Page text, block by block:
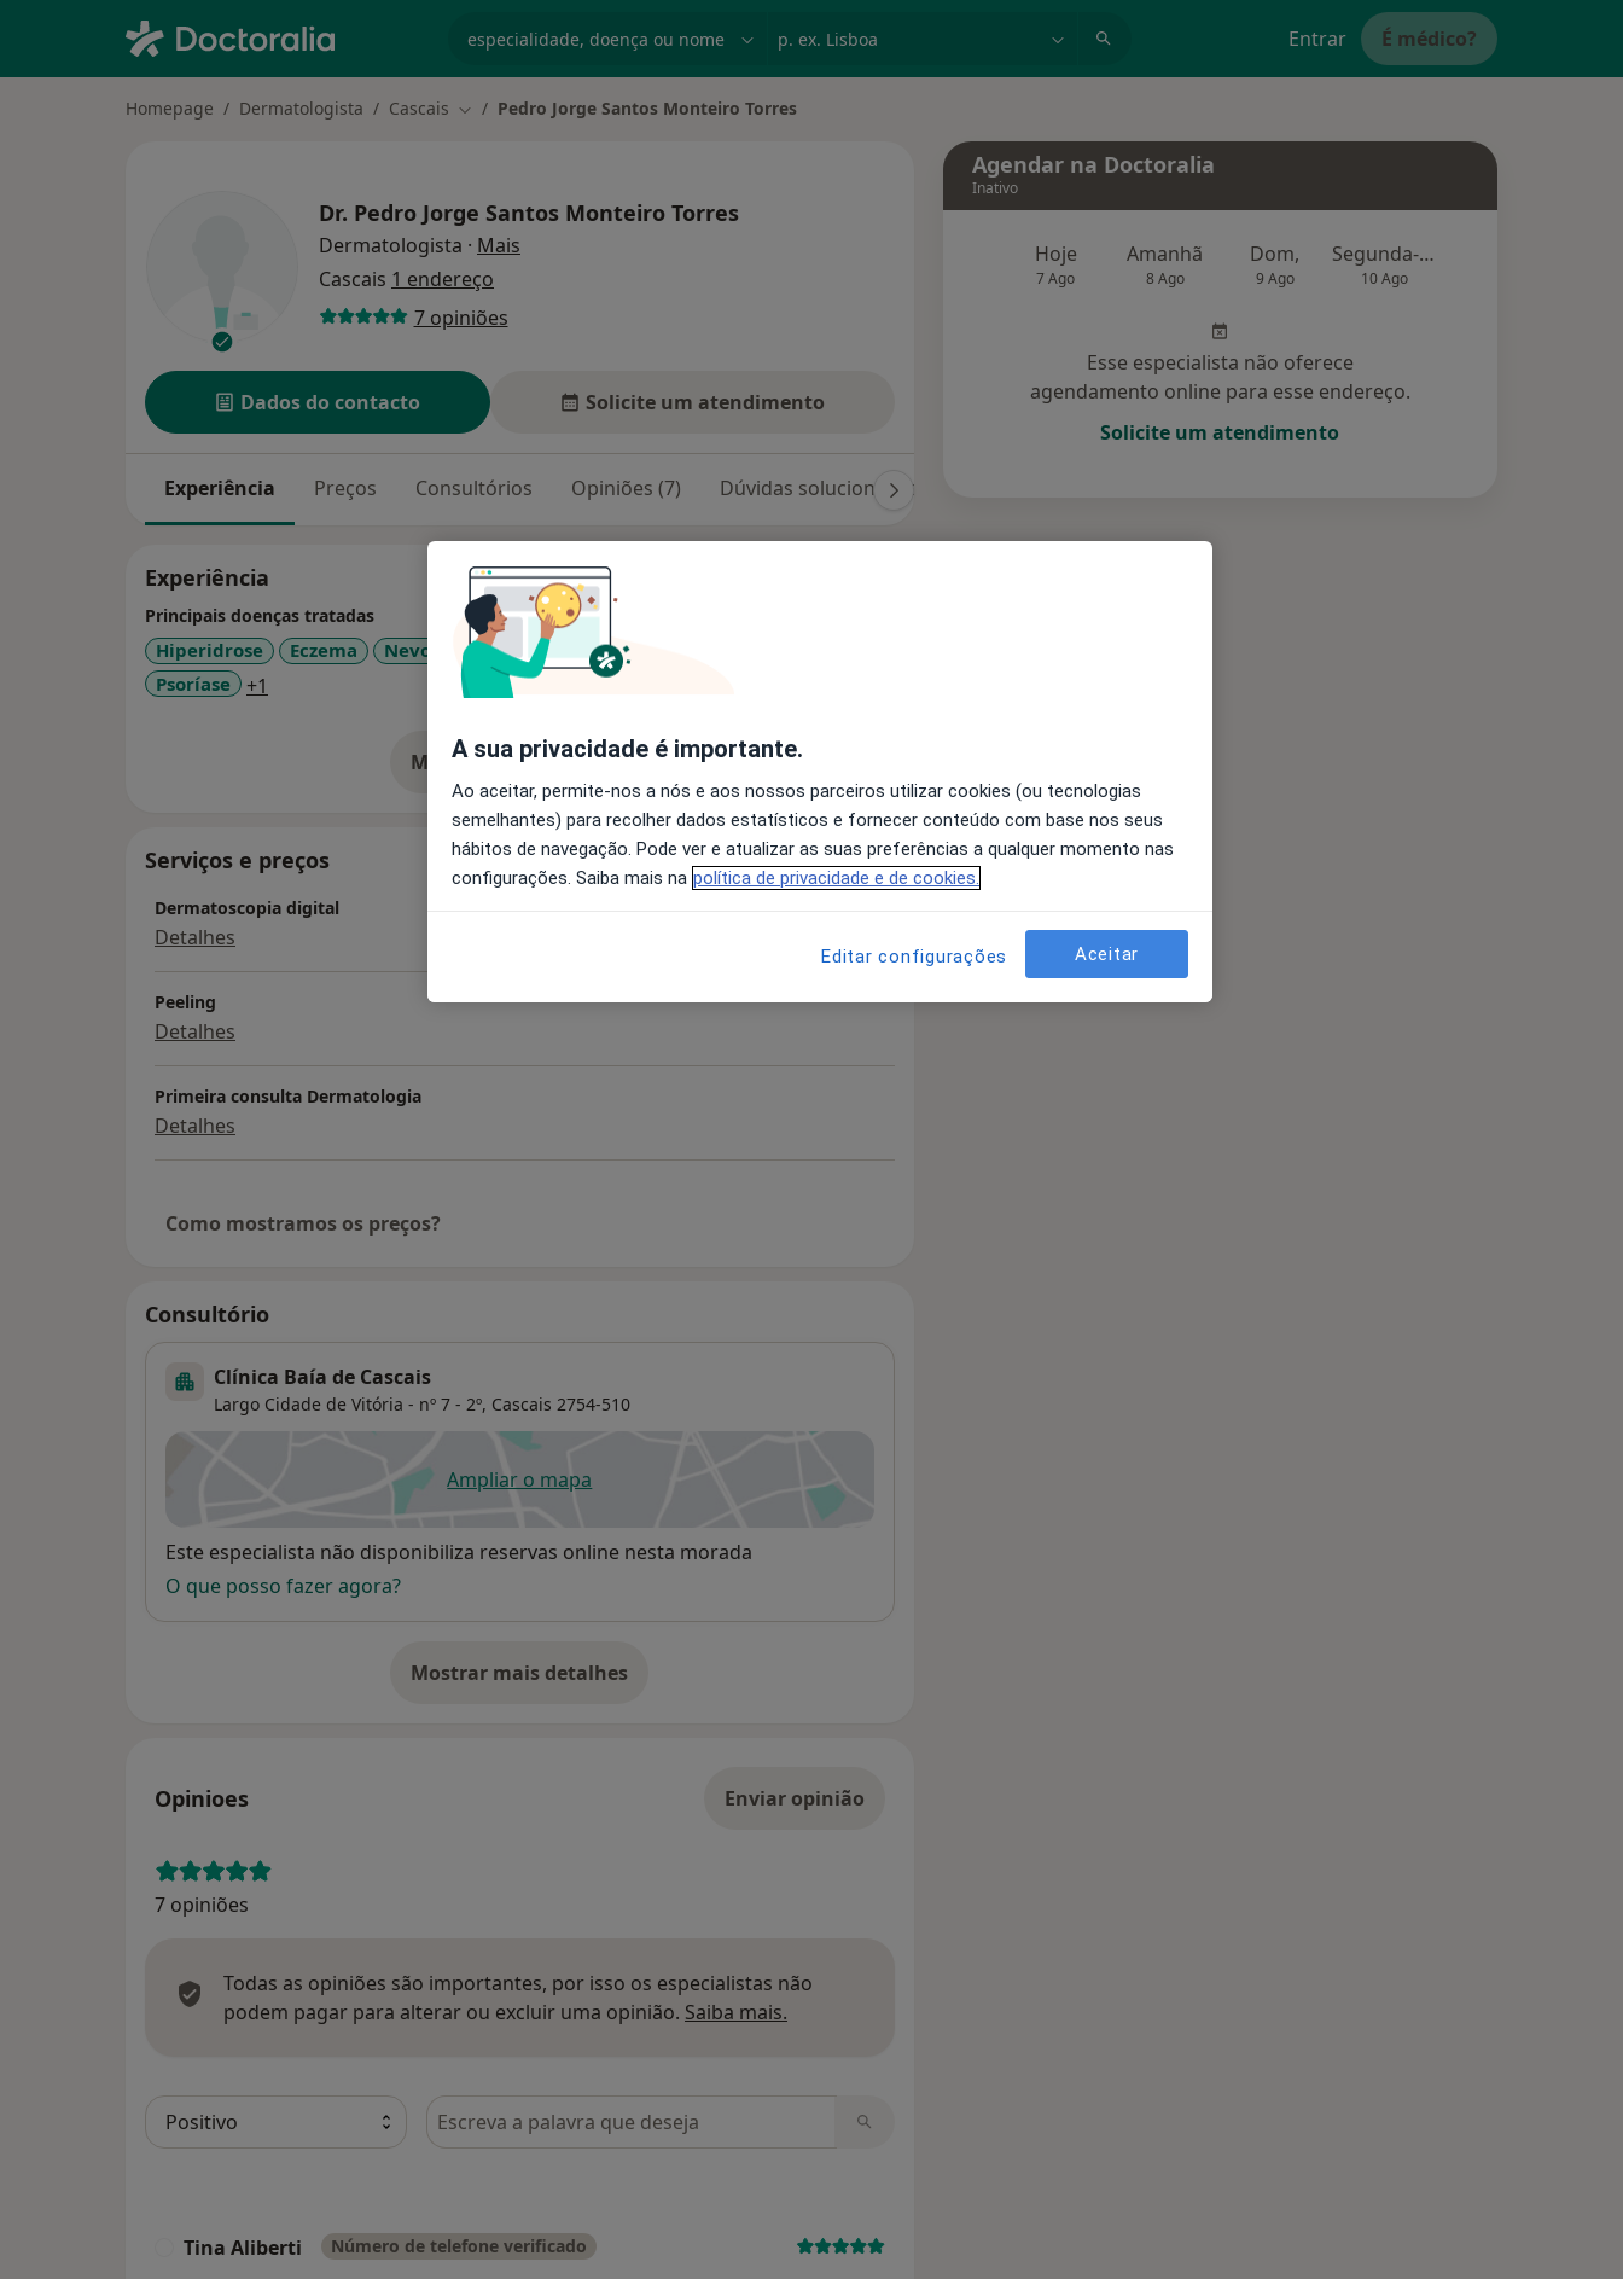
Entrar É médico?
Homepage Dermatologista Cascais Mudar de cidade
Pedro Jorge Santos Monteiro Torres
Dr. Pedro Jorge Santos Monteiro Torres
Dermatologista · Mais
Cascais 1 endereço
7 opiniões
Dados do contacto Solicite um atendimento
Experiência Preços Consultórios Opiniões (7) Dúvidas solucionadas (1)
Experiência
Principais doenças tratadas
Hiperidrose Eczema Nevos E Melanomas
Dermatopatias Infecciosas
Psoríase
+1 a11y_sr_more_diseases
Mostrar mais detalhes
Serviços e preços
Dermatoscopia digital
Detalhes
Peeling
Detalhes
Primeira consulta Dermatologia
Detalhes
Como mostramos os preços?
Consultório
Clínica Baía de Cascais
Largo Cidade de Vitória - nº 7 - 2º, Cascais 2754-510
Ampliar o mapaabre num novo separador
Disponibilidade
Este especialista não disponibiliza reservas online nesta morada
O que posso fazer agora?
Mostrar mais detalhes
sobre o endereço
Opinioes Enviar opinião
7 opiniões
Todas as opiniões são importantes, por isso os especialistas não
podem pagar para alterar ou excluir uma opinião. Saiba mais.
Pesquisar em opiniões
Tina Aliberti Número de telefone verificado
Agendar na Doctoralia
Inativo
Hoje
7 Ago
Amanhã
8 Ago
Dom,
9 Ago
Segunda-feira
10 Ago
Esse especialista não oferece
agendamento online para esse endereço.
Solicite um atendimento
A sua privacidade é importante.
Ao aceitar, permite-nos a nós e aos nossos parceiros utilizar cookies (ou tecnologias
semelhantes) para recolher dados estatísticos e fornecer conteúdo com base nos seus
hábitos de navegação. Pode ver e atualizar as suas preferências a qualquer momento nas
configurações. Saiba mais na política de privacidade e de cookies.
Editar configurações Aceitar